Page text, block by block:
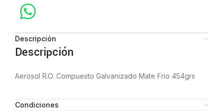
Descripción
Descripción
Aerosol R.O. Compuesto Galvanizado Mate Frio 454grs
Condiciones